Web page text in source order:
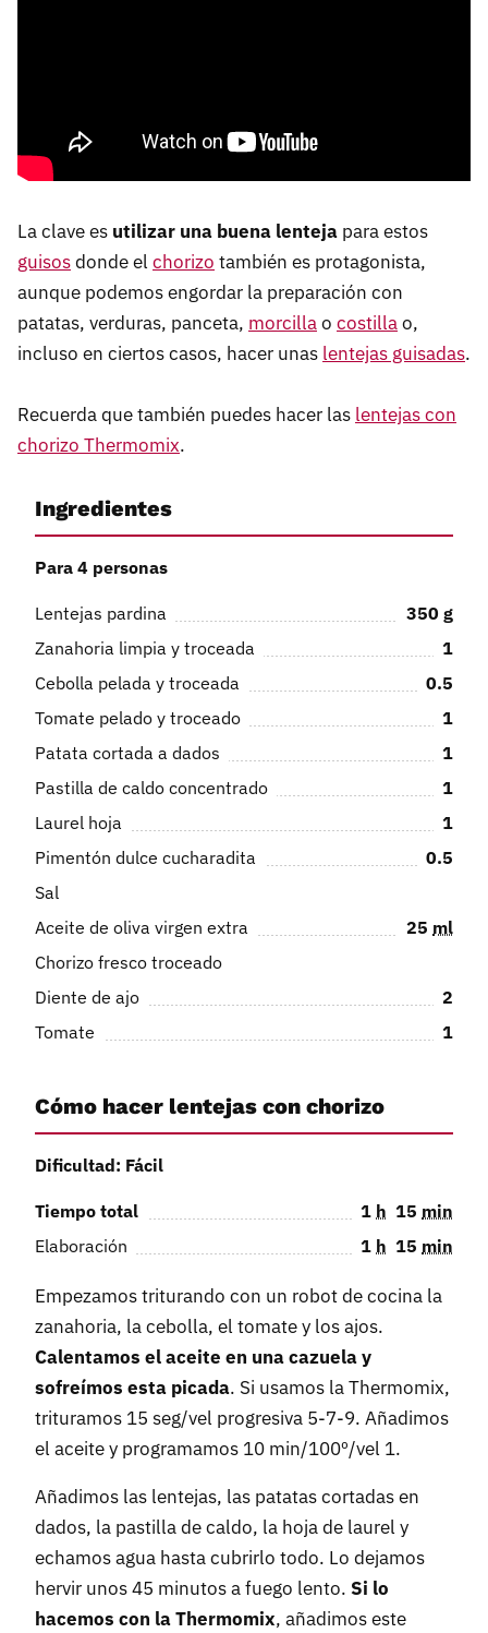
La clave es utilizar una buena lenteja para estos
guisosdonde el chorizo también es protagonista,
aunque podemos engordar la preparación con
patatas, verduras, panceta, morcillao costillao,
incluso en ciertos casos, hacer unas lentejas guisadas.
Recuerda que también puedes hacer las lentejas con
chorizo Thermomix.
Ingredientes
Para 4 personas
Lentejas pardina 350 g
Zanahoria limpia y troceada
1
Cebolla pelada y troceada
0.5
Tomate pelado y troceado
1
Patata cortada a dados
1
Pastilla de caldo concentrado
1
Laurel hoja
1
Pimentón dulce cucharadita
0.5
Sal
Aceite de oliva virgen extra
25 ml
Chorizo fresco troceado
Diente de ajo
2
Tomate
1
Cómo hacer lentejas con chorizo
Dificultad: Fácil
Tiempo total 1 h 15 min
Elaboración
1 h 15 min
Empezamos triturando con un robot de cocina la
zanahoria, la cebolla, el tomate y los ajos.
Calentamos el aceite en una cazuela y
sofreímos esta picada. Si usamos la Thermomix,
trituramos 15 seg/vel progresiva 5-7-9. Añadimos
el aceite y programamos 10 min/100º/vel 1.
Añadimos las lentejas, las patatas cortadas en
dados, la pastilla de caldo, la hoja de laurel y
echamos agua hasta cubrirlo todo. Lo dejamos
hervir unos 45 minutos a fuego lento. Si lo
hacemos con la Thermomix, añadimos este